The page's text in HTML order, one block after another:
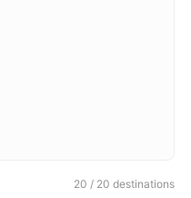
20 / 20 destinations